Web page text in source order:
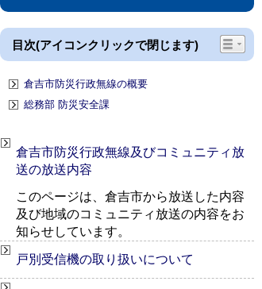
目次(アイコンクリックで閉じます)
倉吉市防災行政無線の概要
総務部 防災安全課
倉吉市防災行政無線及びコミュニティ放
送の放送内容
このページは、倉吉市から放送した内容
及び地域のコミュニティ放送の内容をお
知らせしています。
戸別受信機の取り扱いについて